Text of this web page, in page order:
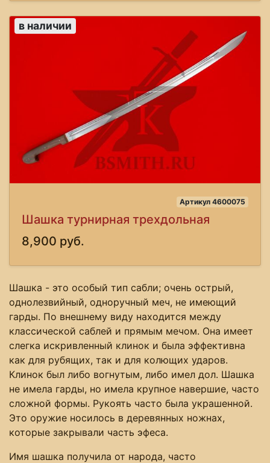
в наличии
Артикул 4600075
Шашка турнирная трехдольная
8,900 руб.
Шашка - это особый тип сабли; очень острый,
однолезвийный, одноручный меч, не имеющий
гарды. По внешнему виду находится между
классической саблей и прямым мечом. Она имеет
слегка искривленный клинок и была эффективна
как для рубящих, так и для колющих ударов.
Клинок был либо вогнутым, либо имел дол. Шашка
не имела гарды, но имела крупное навершие, часто
сложной формы. Рукоять часто была украшенной.
Это оружие носилось в деревянных ножнах,
которые закрывали часть эфеса.
Имя шашка получила от народа, часто